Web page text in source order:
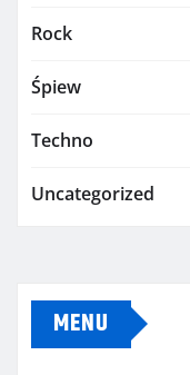
Rock
Śpiew
Techno
Uncategorized
MENU